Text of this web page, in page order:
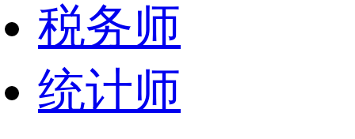
税务师
统计师